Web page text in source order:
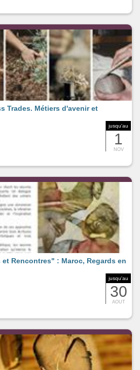
jusqu'au
1
NOV
Trades. Métiers d'avenir et
jusqu'au
30
AOUT
Rencontres" : Maroc, Regards en